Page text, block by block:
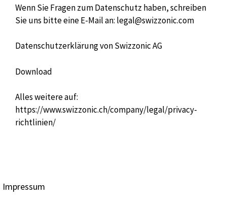
Wenn Sie Fragen zum Datenschutz haben, schreiben
Sie uns bitte eine E-Mail an: legal@swizzonic.com
Datenschutzerklärung von Swizzonic AG
Download
Alles weitere auf:
https://www.swizzonic.ch/company/legal/privacy-
richtlinien/
Impressum